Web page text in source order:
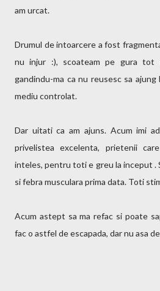
am urcat.
Drumul de intoarcere a fost
nu injur :), scoateam pe gura tot
gandindu-ma ca nu reusesc sa
mediu controlat.
Dar uitati ca am ajuns. Acum imi
privelistea excelenta, prietenii
inteles, pentru toti e greu la inceput .
si febra musculara prima data. Toti
Acum astept sa ma refac si poate
fac o astfel de escapada, dar nu asa